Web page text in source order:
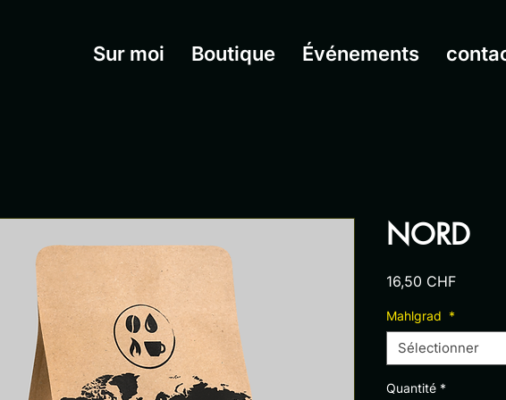
Sur moi Boutique Événements
NORD
16,50 CHFPrix
Mahlgrad *
Sélectionner
Quantité *